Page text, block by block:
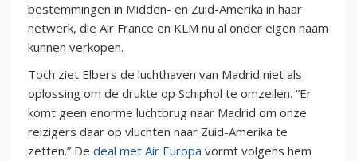
bestemmingen in Midden- en Zuid-Amerika in haar
netwerk, die Air France en KLM nu al onder eigen naam
kunnen verkopen.
Toch ziet Elbers de luchthaven van Madrid niet als
oplossing om de drukte op Schiphol te omzeilen. “Er
komt geen enorme luchtbrug naar Madrid om onze
reizigers daar op vluchten naar Zuid-Amerika te
zetten.” De deal met Air Europa vormt volgens hem